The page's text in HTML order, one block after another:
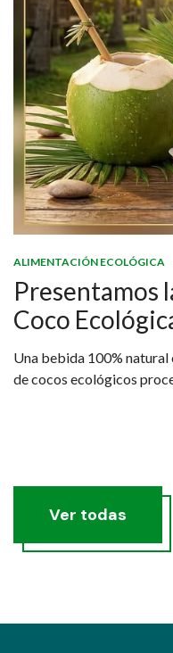
ALIMENTACIÓN ECOLÓGICA
Presentamos
Coco
Una bebida 100%
de cocos ecológicos
Ver todas